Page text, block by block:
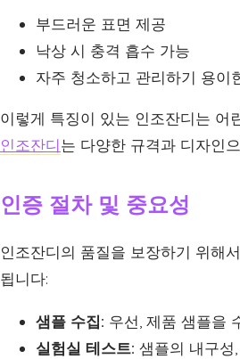
부드러운 표면 제공
낙상 시 충격 흡수 가능
자주 청소하고 관리하기 용이
이렇게 특징이 있는 인조잔디는 어
인조잔디는 다양한 규격과 디자인
인증 절차 및 중요성
인조잔디의 품질을 보장하기 위해
됩니다:
샘플 수집: 우선, 제품 샘플을
실험실 테스트: 샘플의 내구성